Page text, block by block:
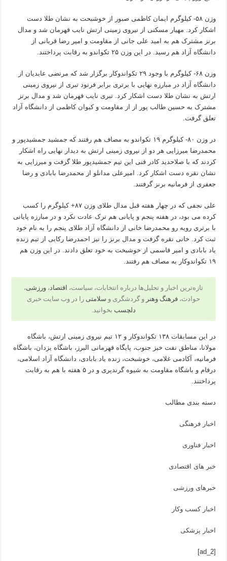
وزن ۵۸- کیلوگرم ایمان کاظمی صبور از خوشبحت به نشان طلا دست
اشکار کرد. مهیار مسکنی از نیروی زمینی ارتش نایب قهرمان شد و مدال
برنز مشترک هم به امید علی جانی از مقاومت و امیر رضا قربانی از
دانشگاه آزاد هم رسید. در این وزن ۲۵ تکواندو به رقابت پرداختند.
وزن ۶۸- کیلوگرم با وجود ۲۹ تکواندوکار برگزار شد که مرتضی عابدیان از
دانشگاه آزاد در مبارزه نهایی با برتری برابر فرنود تبری از نیروی زمینی
ارتش به نشان طلا دست اشکار کرد. تبری نایب قهرمان شد و مدال برنز
مشترک به حسین طالب پور از از مقاومت و کیوان کاظمی از دانشگاه آزاد
تعلق گرفت.
در وزن ۸۰- کیلوگرم ۱۹ تکواندو به مصاف هم رفتند که جمشید جمشیدپور و
محمدرضا میرزایی هر دو از نیروی زمینی ارتش به دیدار نهایی راه اشکار
کردند که با صلاحدید کادر فنی این تیم جمشیدپور طلا گرفت و میرزایی به
نشان نقره دست اشکار کرد. امیرعلی مدانلو از محمدرضا بابادی و رضا
جعفری از فرمانیه برنز گرفتند.
علی نجفی که در چهار هفته قبل مدال طلای وزن ۸۷+ کیلوگرم را کسب
کرده می بود، در هفته پنجم و پایانی هم ترک عادت نکرد و در مبارزه پایانی
با برتری روبه رو محمدرضا خانی از دانشگاه آزاد طلای پنجم را به نام خود
ثبت کرد. خانی نقره گرفت و مدال برنز را نیز احمدرضا رکابی از تیم زنده
یاد بابادی و امیر قاسمی از خوشبخت به خود تعلق دادند. در این وزن هم
۱۹ تکواندوکار به مصاف هم رفتند.
تازه‌ترین اخبار و تحلیل‌ها درباره انتخابات، سیاست، اقتصاد، ورزشی،
حوادث، فرهنگ وهنر و گردشگری و سلامتی را در وب سایت خبری
دلچسب بخوانید.
در این مسابقات ۱۳۸ تکواندوکار و ۱۲ تیم نیروی زمینی ارتش، باشگاه
مولانا، مناطق نفت خیز جنوب، پایگاه قهرمانی البرز، باشگاه یزدان، باشگاه
فرمانیه، آکادمی غلامی، خوشبخت، زنده یاد بابادی، دانشگاه آزاد اسلامی،
درفام و باشگاه مقاومت به شیوه گرندپری و در ۵ هفته با هم به رقابت
پرداختند.
دسته بندی مطالب
اخبار فرهنگی
اخبار فناوری
خبر های اقتصادی
خبرهای ورزشی
اخبار کسب وکار
اخبار پزشکی
[ad_2]